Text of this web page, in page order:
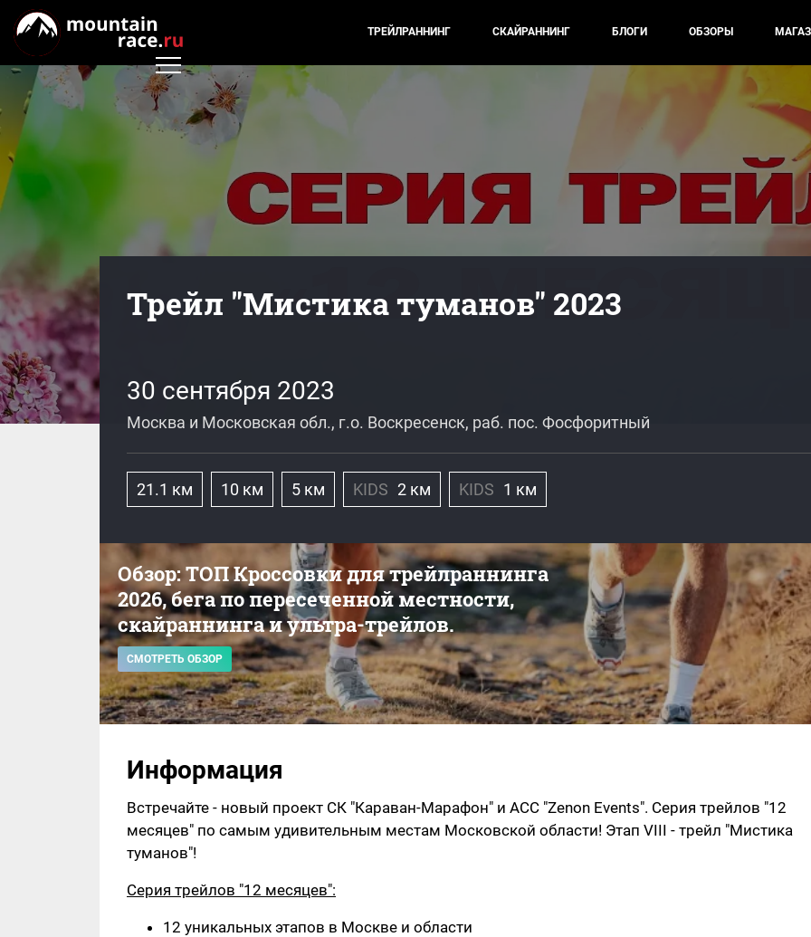
ТРЕЙЛРАННИНГ СКАЙРАННИНГ БЛОГИ ОБЗОРЫ
Трейл "Мистика туманов" 2023
30 сентября 2023
Москва и Московская обл., г.о. Воскресенск, раб. пос. Фосфоритный
21.1 км 10 км 5 км KIDS 2 км KIDS 1 км
Обзор: ТОП Кроссовки для трейлраннинга
2026, бега по пересеченной местности,
скайраннинга и ультра-трейлов.
СМОТРЕТЬ ОБЗОР
Информация
Встречайте - новый проект СК "Караван-Марафон" и АСС "Zenon Events". Серия трейлов "12
месяцев" по самым удивительным местам Московской области! Этап VIII - трейл "Мистика
туманов"!
Серия трейлов "12 месяцев":
12 уникальных этапов в Москве и области